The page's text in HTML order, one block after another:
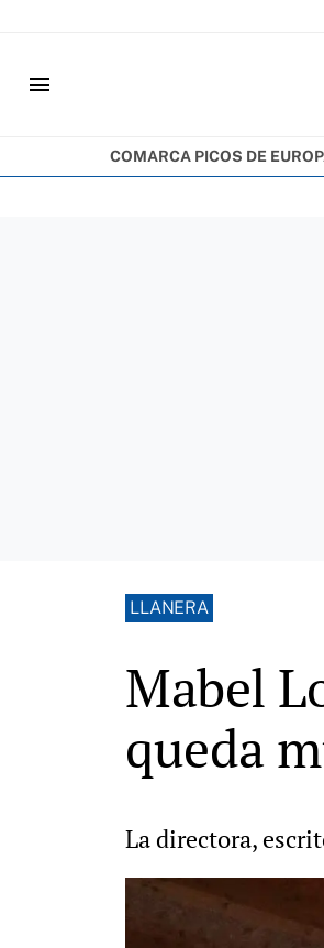
menu
COMARCA PICOS DE
LLANERA
Mabel
queda
La directora,